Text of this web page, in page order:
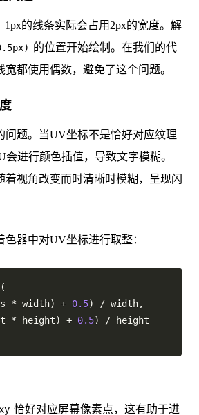
1px的线条实际会占用2px的宽度。解
的位置开始绘制。在我们的代
都使用偶数，避免了这个问题。
问题。当UV坐标不是恰好对应纹理
会进行颜色插值，导致文字模糊。
着视角改变而时清晰时模糊，呈现闪
器中对UV坐标进行取整：
(
s * width) + 0.5) / width,
t * height) + 0.5) /
恰好对应屏幕像素点，这有助于进